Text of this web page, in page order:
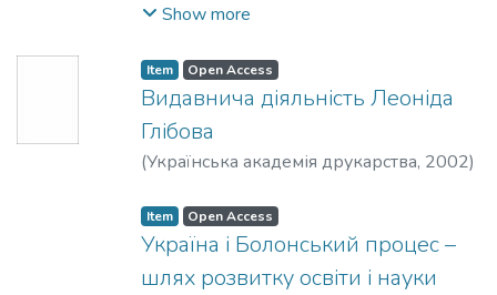
прийоми роботи кооперативних та
х – на початку 30–х років XX ст. Їхній
досвід становить неабияку практичну
цінність за умов сучасного
книговидання.
Для студентів спеціальностей
працівників та фахівців–практиків
книготоргівлі.
Show more
Item Open Access
Видавнича діяльність Леоніда
Глібова
(Українська академія друкарства, 2002)
Item Open Access
Україна і Болонський процес –
шлях розвитку освіти і науки